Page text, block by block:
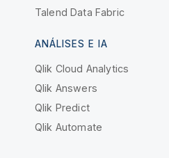
Talend Data Fabric
ANÁLISES E IA
Qlik Cloud Analytics
Qlik Answers
Qlik Predict
Qlik Automate